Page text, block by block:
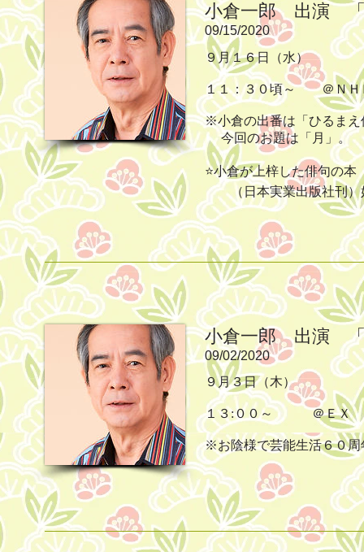
小倉一郎 出演 「
09/15/2020
９月１６日（水）
１１：３０頃～ ＠Ｎ
※小倉の出番は「ひるまえ
今回のお題は「月」。
⭐小倉が上梓した俳句の
（日本実業出版社刊）
小倉一郎 出演 「
09/02/2020
９月３日（木）
１３:００～ ＠ＥＸ
※お陰様で芸能生活６０周